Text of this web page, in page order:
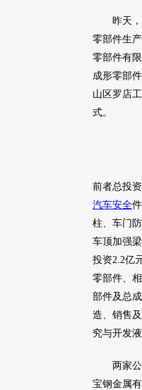
昨天，
零部件生
零部件有
成形零部
山区罗店
式。
前者总投
汽车安全
柱、车门
车顶加强
投资2.2亿
零部件、
部件及总
造、销售
究与开发
两家公
宝钢金属